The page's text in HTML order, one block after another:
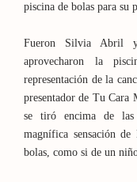
piscina de bolas para su
Fueron Silvia Abril y
aprovecharon la
representación de la
presentador de Tu Cara
se tiró encima de las
magnífica sensación
bolas, como si de un